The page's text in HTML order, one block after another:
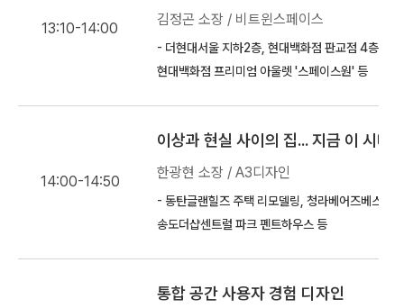
13:10-14:00
김정곤 소장 / 비트윈스페이스
- 더현대서울 지하2층, 현대백화점 판교점 4층 'U-
현대백화점 프리미엄 아울렛 '스페이스원' 등
14:00-14:50
이상과 현실 사이의 집... 지금 이 시대
한광현 소장 / A3디자인
- 동탄글랜힐즈 주택 리모델링, 청라베어즈베스트
송도더샵센트럴 파크 펜트하우스 등
통합 공간 사용자 경험 디자인